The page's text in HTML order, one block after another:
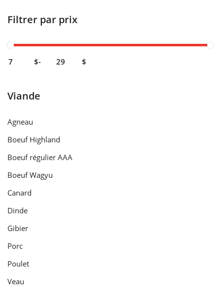
Filtrer par prix
$- $
Viande
Agneau
Boeuf Highland
Boeuf régulier AAA
Boeuf Wagyu
Canard
Dinde
Gibier
Porc
Poulet
Veau